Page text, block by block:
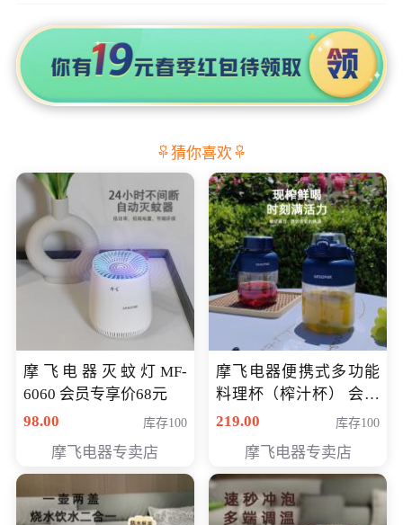
猜你喜欢
摩飞电器灭蚊灯MF-
6060 会员专享价68元
98.00
库存100
摩飞电器专卖店
摩飞电器便携式多功能
料理杯（榨汁杯） 会员
专享价118元
219.00 库存100
摩飞电器专卖店